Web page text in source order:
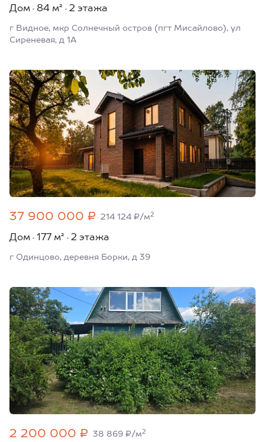
Дом 84 м² 2 этажа
г Видное, мкр Солнечный остров (пгт Мисайлово), ул
Сиреневая, д 1А
37 900 000 ₽ 214 124 ₽/м 2
Дом 177 м² 2 этажа
г Одинцово, деревня Борки, д 39
2 200 000 ₽ 38 869 ₽/м 2